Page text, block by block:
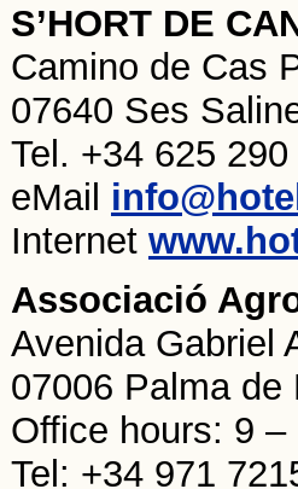
S’HORT DE
Camino de Cas
07640 Ses
Tel. +34 625 290
eMail
Internet
Associació
Avenida Gabriel
07006 Palma de
Office hours: 9 –
Tel: +34 971